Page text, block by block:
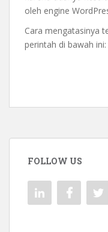
oleh engine
Cara mengatasinya
perintah di bawah ini:
FOLLOW US